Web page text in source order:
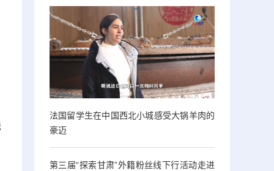
法国留学生在中国西北小城感受大锅羊肉的
豪迈
第三届“探索甘肃”外籍粉丝线下行活动走进